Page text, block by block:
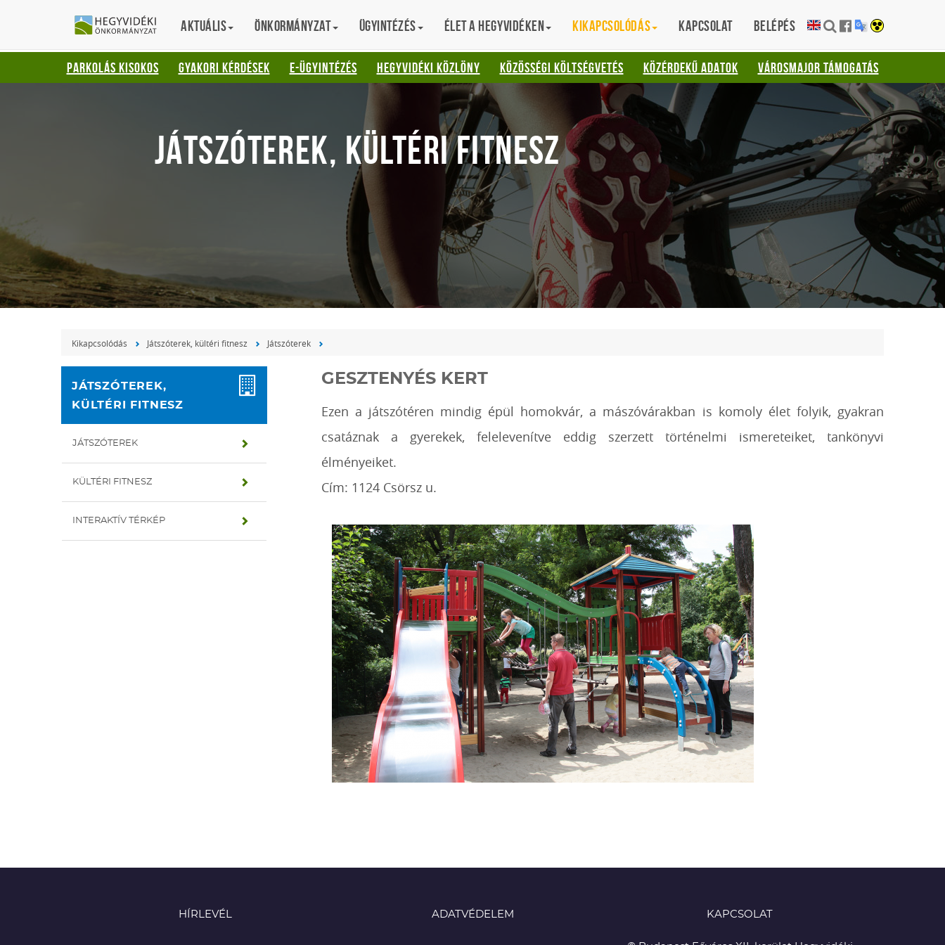
HEGYVIDÉKI
ÖNKORMÁNYZAT
Aktuális Önkormányzat Ügyintézés Élet a hegyvidéken Kikapcsolódás Kapcsolat Belépés
English Translation
PARKOLÁS KISOKOS GYAKORI KÉRDÉSEK E-ÜGYINTÉZÉS HEGYVIDÉKI KÖZLÖNY KÖZÖSSÉGI KÖLTSÉGVETÉS KÖZÉRDEKŰ ADATOK VÁROSMAJOR TÁMOGATÁS
JÁTSZÓTEREK, KÜLTÉRI FITNESZ
Kikapcsolódás Játszóterek, kültéri fitnesz Játszóterek
JÁTSZÓTEREK,
KÜLTÉRI FITNESZ
JÁTSZÓTEREK
KÜLTÉRI FITNESZ
INTERAKTÍV TÉRKÉP
GESZTENYÉS KERT
Ezen a játszótéren mindig épül homokvár, a mászóvárakban is komoly élet folyik, gyakran
csatáznak a gyerekek, felelevenítve eddig szerzett történelmi ismereteiket, tankönyvi
élményeiket.
Cím: 1124 Csörsz u.
HÍRLEVÉL ADATVÉDELEM KAPCSOLAT